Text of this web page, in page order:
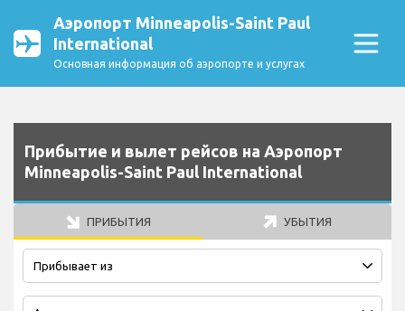
Аэропорт Minneapolis-Saint Paul
International
Основная информация об аэропорте и услугах
Прибытие и вылет рейсов на Аэропорт
Minneapolis-Saint Paul International
ПРИБЫТИЯ УБЫТИЯ